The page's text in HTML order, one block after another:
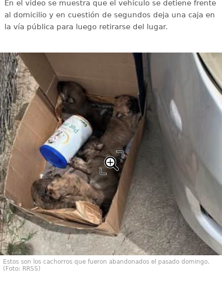
En el video se muestra que el vehículo se detiene frente
al domicilio y en cuestión de segundos deja una caja en
la vía pública para luego retirarse del lugar.
Estos son los cachorros que fueron abandonados el pasado domingo.
(Foto: RRSS)